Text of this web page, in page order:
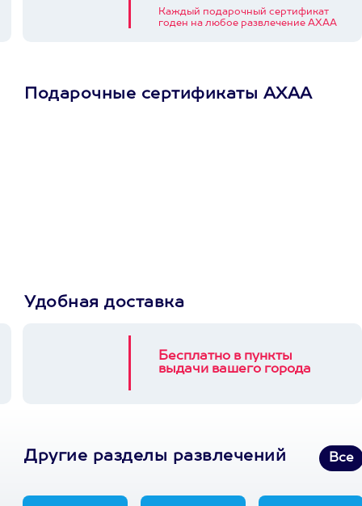
Каждый подарочный сертификат
годен на любое развлечение АХАА
Подарочные сертификаты АХАА
Удобная доставка
Бесплатно в пункты
выдачи вашего города
Другие разделы развлечений Все